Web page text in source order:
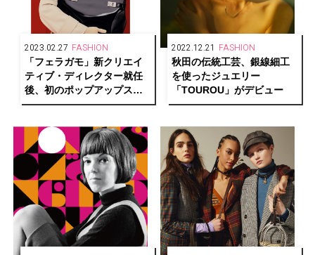
2023.02.27 FASHION
「フェラガモ」新クリエイ
ティブ・ディレクター就任
後、初のポップアップスト
アを東京・大阪で開催
2022.12.21 FASHION
秋田の伝統工芸、銀線細工
を使ったジュエリー
「TOUROU」がデビュー